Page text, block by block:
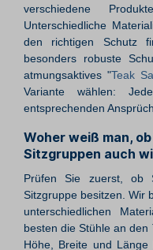
verschiedene
Unterschiedliche
den richtigen Schutz
besonders robuste
atmungsaktives "Teak
Variante wählen:
entsprechenden
Woher weiß man,
Sitzgruppen auch
Prüfen Sie zuerst, ob
Sitzgruppe besitzen. Wir
unterschiedlichen
besten die Stühle an
Höhe, Breite und Länge